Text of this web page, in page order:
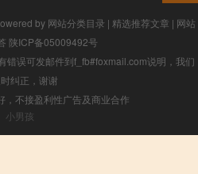
by 网站分类目录 | 精选推荐文章 | 网站
陕ICP备05009492号
错误可发邮件到f_fb#foxmail.com说明，我们
纠正，谢谢
，不接盈利性广告及商业合作
小男孩